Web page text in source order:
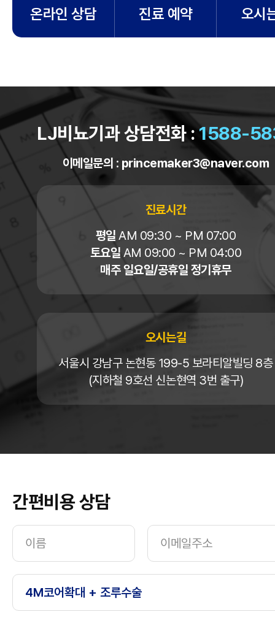
온라인 상담 진료 예약 오시
LJ비뇨기과 상담전화 :1588-
이메일문의 : princemaker3@naver.com
진료시간
평일 AM 09:30 ~ PM 07:00
토요일 AM 09:00 ~ PM 04:00
매주 일요일/공휴일 정기휴무
오시는길
서울시 강남구 논현동 199-5 보라티알빌딩 8층
(지하철 9호선 신논현역 3번 출구)
간편비용 상담